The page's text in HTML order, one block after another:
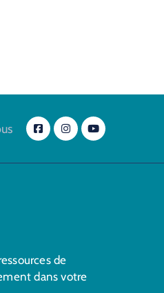
de
dans votre